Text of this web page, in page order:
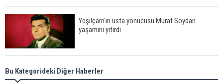
Yeşilçam'ın usta yonucusu Murat Soydan
yaşamını yitirdi
Meral Akşener ile Müsavat Dervişoğlu cenazede
görüntülendi
Bu Kategorideki Diğer Haberler